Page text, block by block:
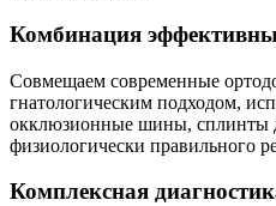
Комбинация
Совмещаем современные
гнатологическим подходом,
окклюзионные шины, сплинты
физиологически правильного
Комплексная